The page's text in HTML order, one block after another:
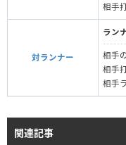
相手
対ランナー
ラン
相手
相手
相手
関連記事